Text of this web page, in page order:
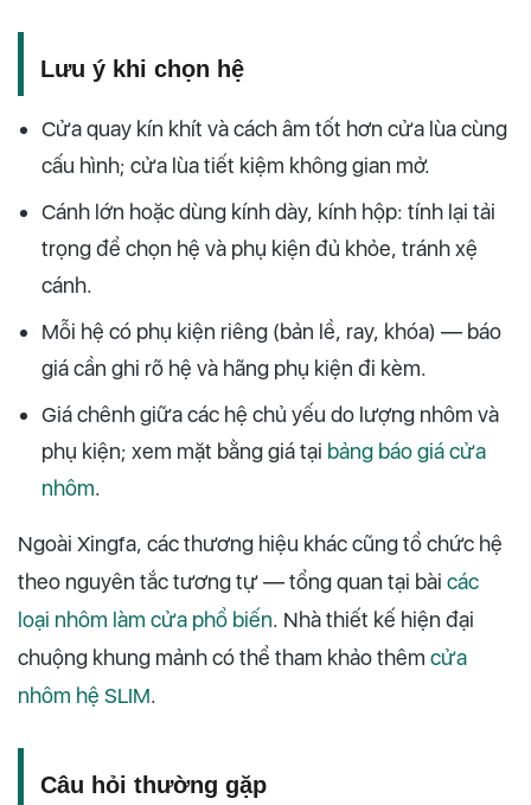
Lưu ý khi chọn hệ
Cửa quay kín khít và cách âm tốt hơn cửa lùa cùng
cấu hình; cửa lùa tiết kiệm không gian mở.
Cánh lớn hoặc dùng kính dày, kính hộp: tính lại tải
trọng để chọn hệ và phụ kiện đủ khỏe, tránh xệ
cánh.
Mỗi hệ có phụ kiện riêng (bản lề, ray, khóa) — báo
giá cần ghi rõ hệ và hãng phụ kiện đi kèm.
Giá chênh giữa các hệ chủ yếu do lượng nhôm và
phụ kiện; xem mặt bằng giá tại bảng báo giá cửa
nhôm.
Ngoài Xingfa, các thương hiệu khác cũng tổ chức hệ
theo nguyên tắc tương tự — tổng quan tại bài các
loại nhôm làm cửa phổ biến. Nhà thiết kế hiện đại
chuộng khung mảnh có thể tham khảo thêm cửa
nhôm hệ SLIM.
Câu hỏi thường gặp